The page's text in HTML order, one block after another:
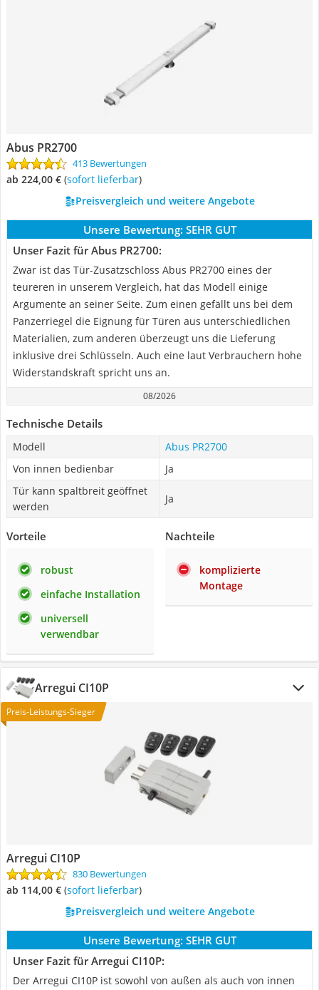
Abus PR2700
413 Bewertungen
ab 224,00 € ( Sofort lieferbar)
Preisvergleich und weitere Angebote
Unsere Bewertung: SEHR GUT
Unser Fazit für Abus PR2700:
Zwar ist das Tür-Zusatzschloss Abus PR2700 eines der
teureren in unserem Vergleich, hat das Modell einige
Argumente an seiner Seite. Zum einen gefällt uns bei dem
Panzerriegel die Eignung für Türen aus unterschiedlichen
Materialien, zum anderen überzeugt uns die Lieferung
inklusive drei Schlüsseln. Auch eine laut Verbrauchern hohe
Widerstandskraft spricht uns an.
08/2026
Technische Details
Modell
Abus PR2700
Von innen bedienbar
Ja
Tür kann spaltbreit geöffnet
werden
Ja
Vorteile
robust
einfache Installation
universell
verwendbar
Nachteile
komplizierte
Montage
Arregui CI10P
Preis-Leistungs-Sieger
Arregui CI10P
830 Bewertungen
ab 114,00 € ( Sofort lieferbar)
Preisvergleich und weitere Angebote
Unsere Bewertung: SEHR GUT
Unser Fazit für Arregui CI10P:
Der Arregui CI10P ist sowohl von außen als auch von innen